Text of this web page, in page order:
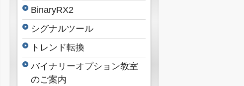
BinaryRX2
シグナルツール
トレンド転換
バイナリーオプション教室
のご案内